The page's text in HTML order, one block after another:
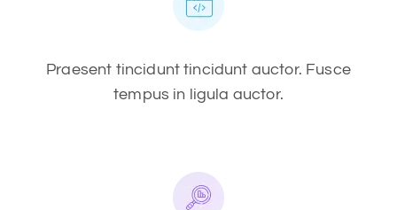
Praesent tincidunt tincidunt auctor. Fusce
tempus in ligula auctor.